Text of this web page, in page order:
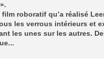
film roboratif qu’a réalisé
les verrous intérieurs et
les unes sur les autres.